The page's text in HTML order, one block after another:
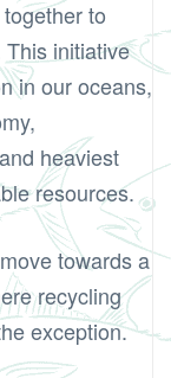
to
initiative
in our oceans,
heaviest
resources.
towards a
recycling
exception.